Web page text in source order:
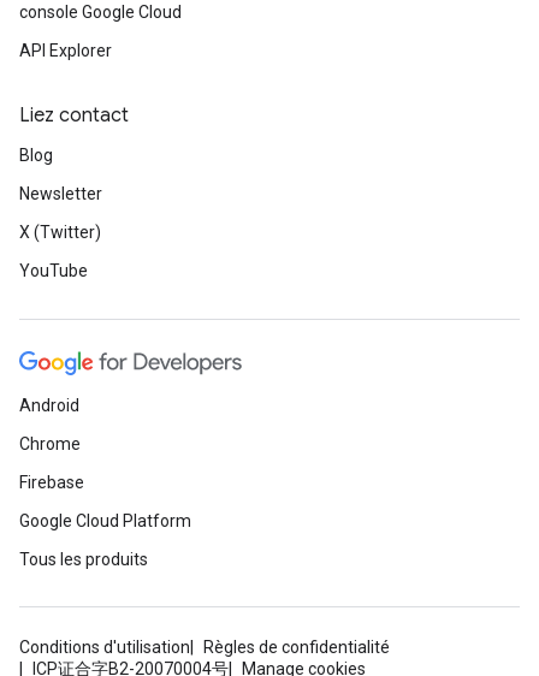
console Google Cloud
API Explorer
Liez contact
Blog
Newsletter
X (Twitter)
YouTube
Android
Chrome
Firebase
Google Cloud Platform
Tous les produits
Conditions d'utilisation
Règles de confidentialité
ICP证合字B2-20070004号
Manage cookies